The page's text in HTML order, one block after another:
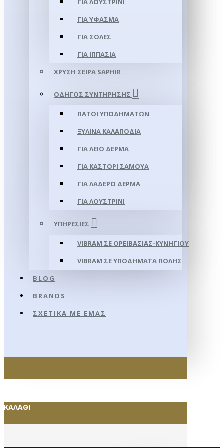
ΓΙΑ ΛΟΥΣΤΡΊΝΙ
ΓΙΑ ΥΦΑΣΜΑ
ΓΙΑ ΣΌΛΕΣ
ΓΙΑ ΙΠΠΑΣΊΑ
ΧΡΥΣΉ ΣΕΙΡΆ SAPHIR
ΟΔΗΓΌΣ ΣΥΝΤΉΡΗΣΗΣ
ΠΆΤΟΙ ΥΠΟΔΗΜΆΤΩΝ
ΞΎΛΙΝΑ ΚΑΛΑΠΌΔΙΑ
ΓΙΑ ΛΕΊΟ ΔΈΡΜΑ
ΓΙΑ ΚΑΣΤΌΡΙ ΣΑΜΟΎΑ
ΓΙΑ ΛΑΔΕΡΌ ΔΈΡΜΑ
ΓΙΑ ΛΟΥΣΤΡΊΝΙ
ΥΠΗΡΕΣΊΕΣ
VIBRAM ΣΕ ΟΡΕΙΒΑΣΊΑΣ-ΚΥΝΗΓΊΟΥ
VIBRAM ΣΕ ΥΠΟΔΉΜΑΤΑ ΠΌΛΗΣ
BLOG
BRANDS
ΣΧΕΤΙΚΆ ΜΕ ΕΜΆΣ
ΚΑΛΆΘΙ